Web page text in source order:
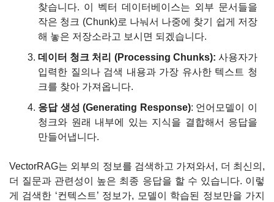
찾습니다. 이 벡터 데이터베이스는 외부 문서들을
작은 청크 (Chunk)로 나눠서 나중에 찾기 쉽게 저장
해 놓은 저장소라고 보시면 되겠습니다.
데이터 청크 처리 (Processing Chunks): 사용자가
입력한 질의나 검색 내용과 가장 유사한 텍스트 청
크를 찾아 가져옵니다.
응답 생성 (Generating Response): 언어모델이 이
청크와 원래 내부에 있는 지식을 결합해서 응답을
만들어냅니다.
VectorRAG는 외부의 정보를 검색하고 가져와서, 더 최신의,
더 질문과 관련성이 높은 최종 응답을 할 수 있습니다. 이렇
게 검색한 ‘컨텍스트’ 정보가, 모델이 학습된 정보만을 가지